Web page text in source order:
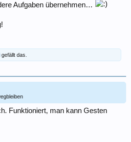
Aufgaben übernehmen…
gefällt das.
Funktioniert, man kann Gesten